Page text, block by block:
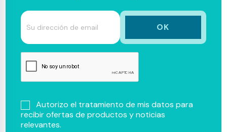
Autorizo el tratamiento de mis datos para
recibir ofertas de productos y noticias
relevantes.